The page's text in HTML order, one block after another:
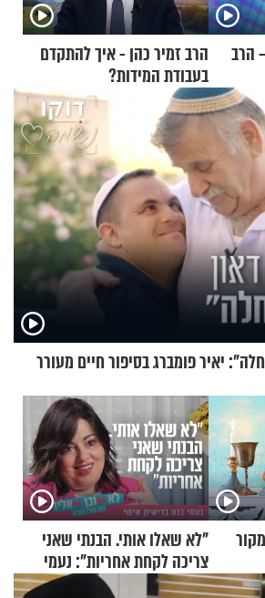
הרב
הרב זמיר כהן - איך להתקדם
בעבודת המידות?
יאיר פומברג בסיפור חיים מעורר
"לא שאלו אותי. הבנתי שאני
צריכה לקחת אחריות": נעמי
בנט בריאיון אישי